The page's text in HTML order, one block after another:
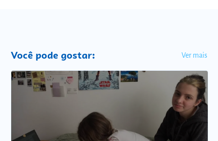
Você pode gostar: Ver mais